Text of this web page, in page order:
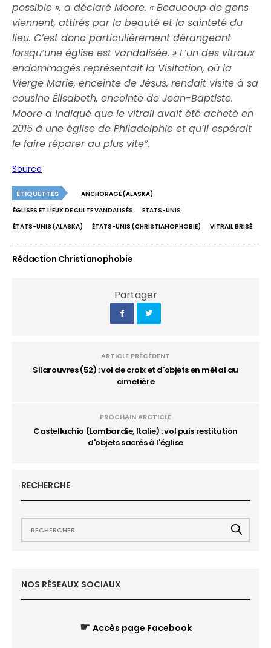
possible », a déclaré Moore. « Beaucoup de gens
viennent, attirés par la beauté et la sainteté du
lieu. C’est donc particulièrement dérangeant
lorsqu’une église est vandalisée. »L’un des vitraux
endommagés représentait la Visitation, où la
Vierge Marie, enceinte de Jésus, rendait visite à sa
cousine Élisabeth, enceinte de Jean-Baptiste.
Moore a indiqué que le vitrail avait été acheté en
2015 à une église de Philadelphie et qu’il espérait
le faire réparer au plus vite”.
Source
ÉTIQUETTES
ANCHORAGE (ALASKA)
ÉGLISES ET LIEUX DE CULTE VANDALISÉS
ETATS-UNIS
ÉTATS-UNIS (ALASKA)
ÉTATS-UNIS (CHRISTIANOPHOBIE) VITRAIL BRISÉ
Rédaction Christianophobie
Partager
ARTICLE PRÉCÉDENT
Silarouvres (52) : vol de croix et d'objets en métal au
cimetière
PROCHAIN ARCTICLE
Castelluchio (Lombardie, Italie) : vol puis restitution
d'objets sacrés à l'église
RECHERCHE
NOS RÉSEAUX SOCIAUX
☛ Accès page Facebook